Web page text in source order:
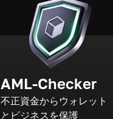
AML-Checker
不正資金からウォレット
とビジネスを保護